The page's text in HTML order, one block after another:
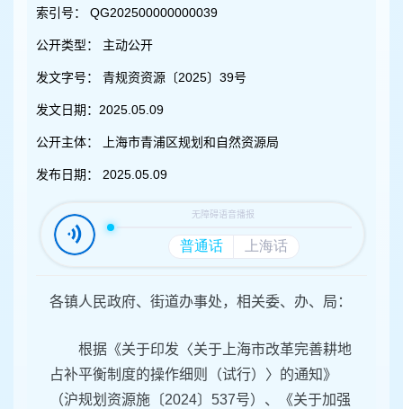
索引号： QG202500000000039
公开类型： 主动公开
发文字号： 青规资资源〔2025〕39号
发文日期： 2025.05.09
公开主体： 上海市青浦区规划和自然资源局
发布日期： 2025.05.09
各镇人民政府、街道办事处，相关委、办、局：
根据《关于印发〈关于上海市改革完善耕地
占补平衡制度的操作细则（试行）〉的通知》
（沪规划资源施〔2024〕537号）、《关于加强